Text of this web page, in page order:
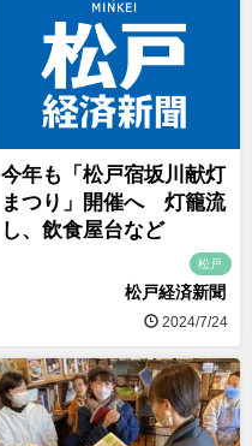
今年も「松戸宿坂川献灯
まつり」開催へ 灯籠流
し、飲食屋台など
松戸
松戸経済新聞
2024/7/24